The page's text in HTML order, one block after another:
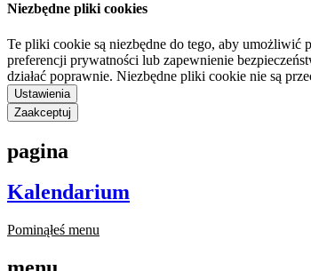
Niezbędne pliki cookies
Te pliki cookie są niezbędne do tego, aby umożliwić
preferencji prywatności lub zapewnienie
działać poprawnie. Niezbędne pliki cookie nie są
Ustawienia
Zaakceptuj
pagina
Kalendarium
Pominąłeś menu